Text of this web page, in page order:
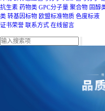
抗生素 药物类 GPC分子量 聚合物 固醇
类 转基因标物 欧盟标准物质 色度标液
证书荣誉 联系方式 在线留言